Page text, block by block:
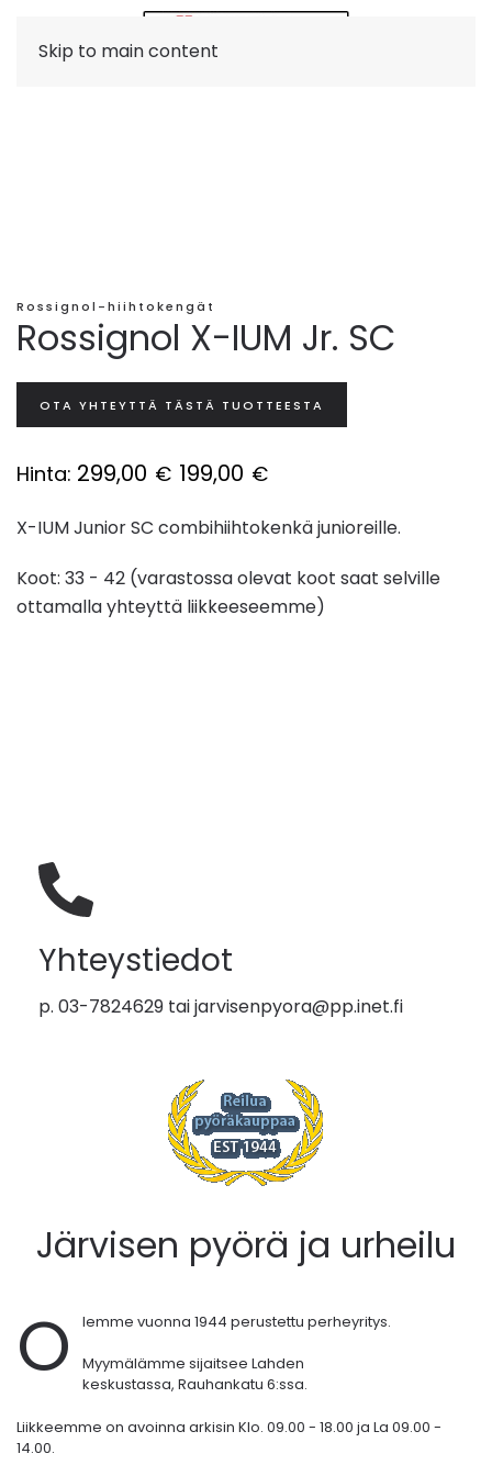
Skip to main content
Rossignol-hiihtokengät
Rossignol X-IUM Jr. SC
OTA YHTEYTTÄ TÄSTÄ TUOTTEESTA
Hinta: 299,00 € 199,00 €
X-IUM Junior SC combihiihtokenkä junioreille.
Koot: 33 - 42 (varastossa olevat koot saat selville
ottamalla yhteyttä liikkeeseemme)
Yhteystiedot
p. 03-7824629 taijarvisenpyora@pp.inet.fi
Järvisen pyörä ja urheilu
O
lemme vuonna 1944 perustettu perheyritys.
Myymälämme sijaitsee Lahden
keskustassa, Rauhankatu 6:ssa.
Liikkeemme on avoinna arkisin Klo. 09.00 - 18.00 ja La 09.00 -
14.00.